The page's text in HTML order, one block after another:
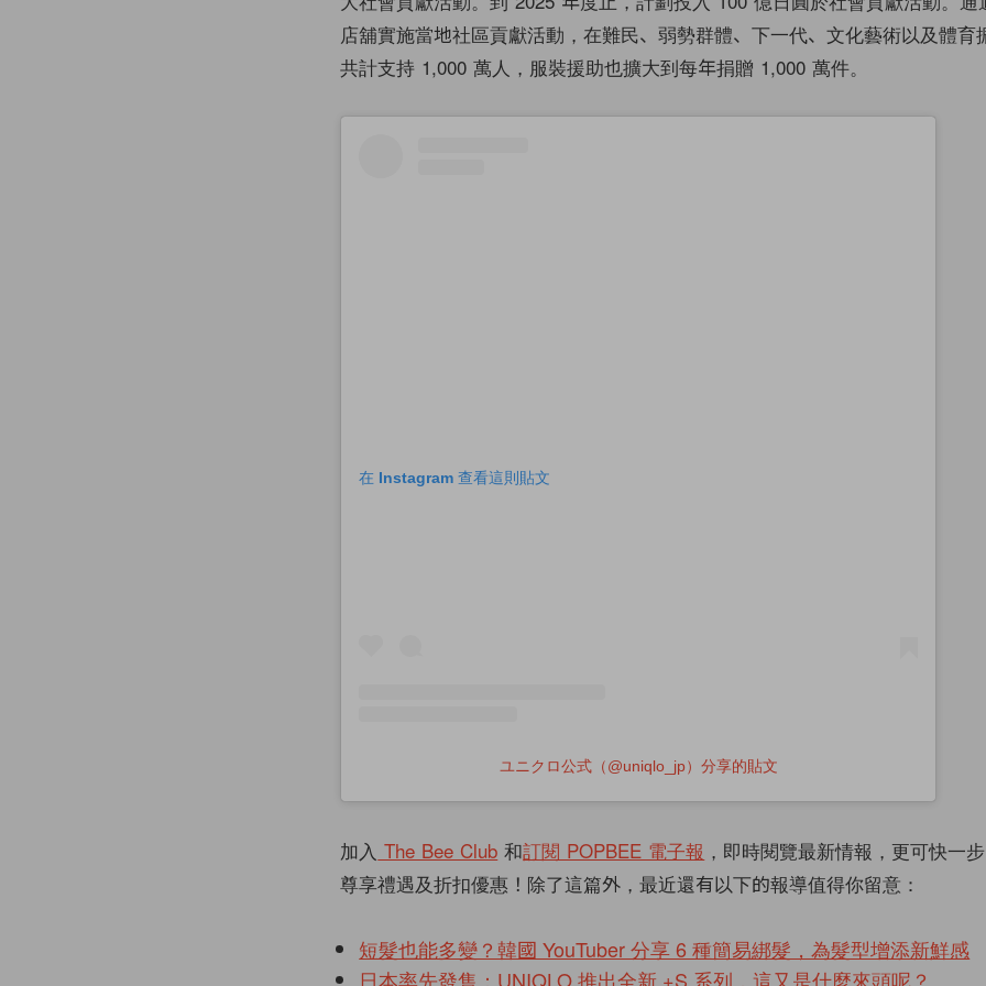
店舖實施當地社區貢獻活動，在難民、弱勢群體、下一代、文化藝術以及體育
共計支持 1,000 萬人，服裝援助也擴大到每年捐贈 1,000 萬件。
在 Instagram 查看這則貼文
ユニクロ公式（@uniqlo_jp）分享的貼文
加入 The Bee Club 和訂閱 POPBEE 電子報 ，即時閱覽最新情報，更可快一
尊享禮遇及折扣優惠！除了這篇外，最近還有以下的報導值得你留意：
短髮也能多變？韓國 YouTuber 分享 6 種簡易綁髮，為髮型增添新鮮感
日本率先發售：UNIQLO 推出全新 +S 系列，這又是什麼來頭呢？